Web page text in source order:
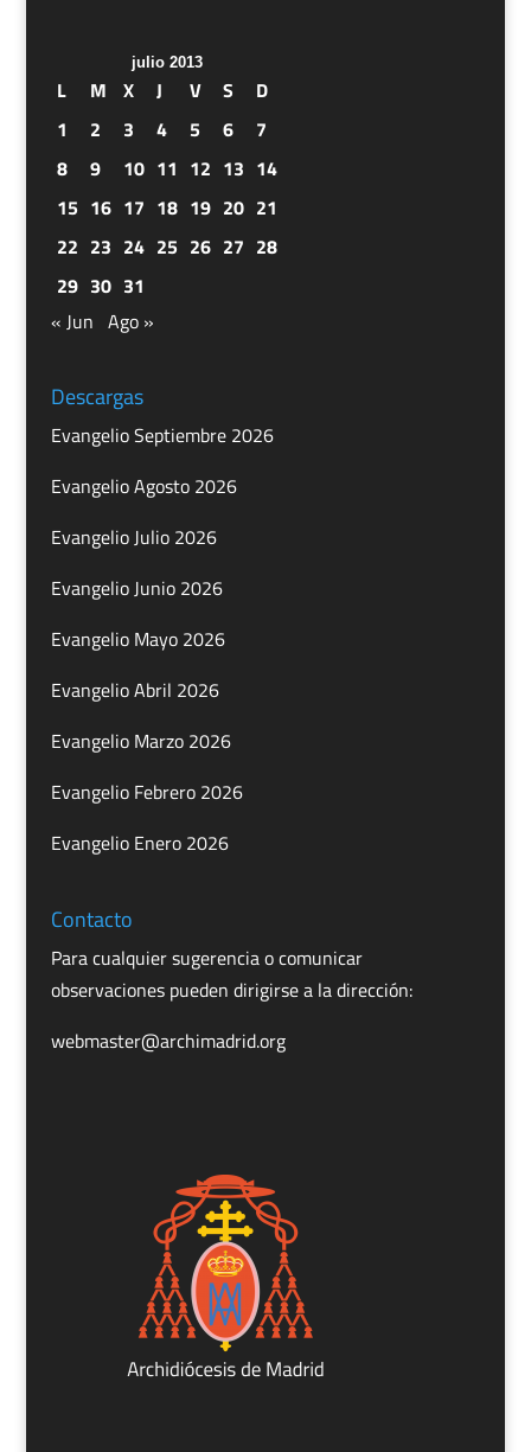
julio 2013
L M X J V S
D
1
2 3 4 5 6
7
8
9 10 11 12 13 14
15 16 17 18 19 20 21
22 23 24 25 26 27 28
29 30 31
« Jun Ago »
Descargas
Evangelio Septiembre 2026
Evangelio Agosto 2026
Evangelio Julio 2026
Evangelio Junio 2026
Evangelio Mayo 2026
Evangelio Abril 2026
Evangelio Marzo 2026
Evangelio Febrero 2026
Evangelio Enero 2026
Contacto
Para cualquier sugerencia o comunicar
observaciones pueden dirigirse a la dirección:
webmaster@archimadrid.org